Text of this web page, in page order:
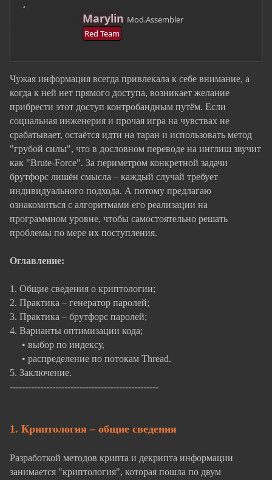
А
в
т
р
Marylin Mod.Assembler
Red Team
Чужая информация всегда привлекала к себе внимание, а
когда к ней нет прямого доступа, возникает желание
прибрести этот доступ контробандным путём. Если
социальная инженерия и прочая игра на чувствах не
срабатывает, остаётся идти на таран и использовать метод
"грубой силы", что в дословном переводе на инглиш звучит
как "Brute-Force". За периметром конкретной задачи
брутфорс лишён смысла – каждый случай требует
индивидуального подхода. А потому предлагаю
ознакомиться с алгоритмами его реализации на
программном уровне, чтобы самостоятельно решать
проблемы по мере их поступления.
Оглавление:
1. Общие сведения о криптологии;
2. Практика – генератор паролей;
3. Практика – брутфорс паролей;
4. Варианты оптимизации кода;
• выбор по индексу,
• распределение по потокам Thread.
5. Заключение.
-------------------------------------------------
1. Криптология – общие сведения
Разработкой методов крипта и декрипта информации
занимается "криптология", которая пошла по двум